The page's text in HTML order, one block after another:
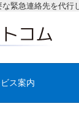
緊急連絡先を代行
ス案内